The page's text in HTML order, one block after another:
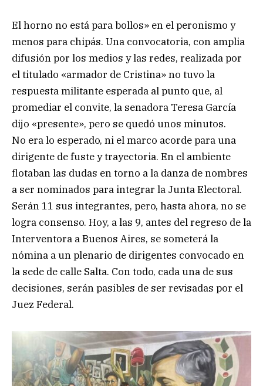
El horno no está para bollos» en el peronismo y
menos para chipás. Una convocatoria, con amplia
difusión por los medios y las redes, realizada por
el titulado «armador de Cristina» no tuvo la
respuesta militante esperada al punto que, al
promediar el convite, la senadora Teresa García
dijo «presente», pero se quedó unos minutos.
No era lo esperado, ni el marco acorde para una
dirigente de fuste y trayectoria. En el ambiente
flotaban las dudas en torno a la danza de nombres
a ser nominados para integrar la Junta Electoral.
Serán 11 sus integrantes, pero, hasta ahora, no se
logra consenso. Hoy, a las 9, antes del regreso de la
Interventora a Buenos Aires, se someterá la
nómina a un plenario de dirigentes convocado en
la sede de calle Salta. Con todo, cada una de sus
decisiones, serán pasibles de ser revisadas por el
Juez Federal.